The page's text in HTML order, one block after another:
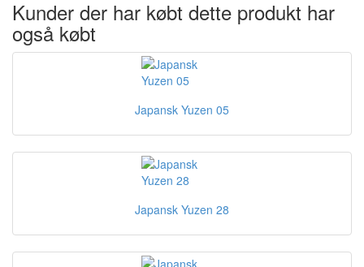
Kunder der har købt dette produkt har
også købt
Japansk Yuzen 05
Japansk Yuzen 28